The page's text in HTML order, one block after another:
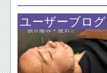
ユーザーブログ